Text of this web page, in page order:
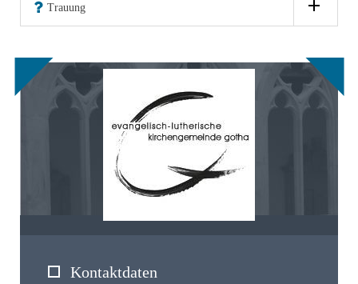
Trauung
Kontaktdaten